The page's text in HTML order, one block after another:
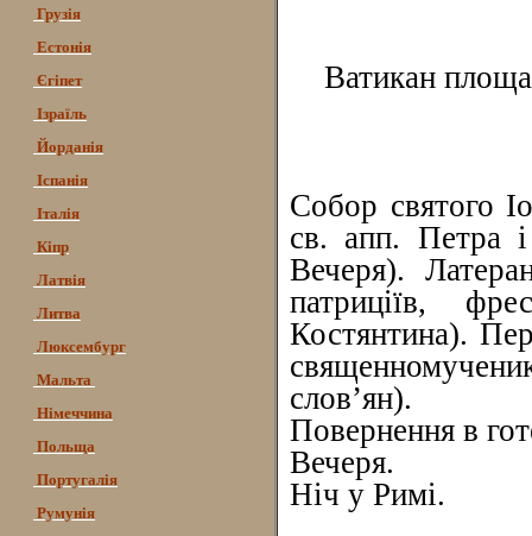
Грузія
Естонія
Єгіпет
Ізраїль
Йорданія
Іспанія
Італія
Кіпр
Латвія
Литва
Люксембург
Мальта
Німеччина
Польща
Португалія
Румунія
Ватикан
Собор святого
св. апп. Петра і
Вечеря).
патриціїв,
Костянтина).
слов’ян).
Повернення в
Вечеря.
Ніч у Римі.